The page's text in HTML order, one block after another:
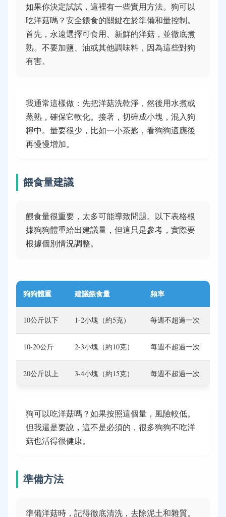
如果你決定試試，這裡有一些實用方法。狗可以
吃洋菇嗎？安全餵食的關鍵在於準備和量控制。
首先，永遠選擇可食用、新鮮的洋菇，並徹底煮
熟。不要加鹽、油或其他調味料，因為這些對狗
有害。
我通常這樣做：先把洋菇洗乾淨，然後用水煮或
蒸熟，確保它軟化。接著，切碎成小塊，混入狗
糧中。量要很少，比如一小茶匙，看狗狗適應後
再慢慢增加。
餵食量建議
餵食量很重要，太多可能導致問題。以下表格根
據狗狗體重給出建議量，但這只是參考，實際要
根據個別情況調整。
狗狗體重 建議餵食量 頻率
10公斤以下 1-2小塊（約5克） 每週不超過一次
10-20公斤 2-3小塊（約10克） 每週不超過一次
20公斤以上 3-4小塊（約15克） 每週不超過一次
狗可以吃洋菇嗎？如果按照這個量，風險較低。
但我還是要說，這不是必須的，很多狗狗不吃洋
菇也活得很健康。
準備方法
準備洋菇時，記得徹底清洗，去除泥土和雜質。